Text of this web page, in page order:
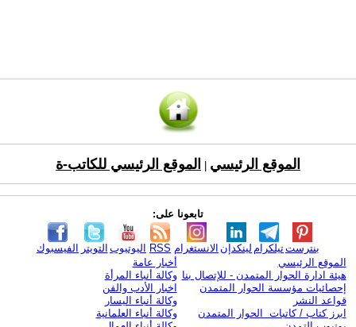
الموقع الرئيسي الموقع الرئيسي للكاتب-ة
تابعونا على:
الفيسبوك التويتر اليوتيوب RSS الانستغرام لينكدإن تيلكرامبنترست
الموقع الرئيسي
هيئة ادارة الحوار المتمدن - للإتصال بنا
إحصائيات مؤسسة الحوار المتمدن
قواعد النشر
ابرز كتاب / كاتبات الحوار المتمدن
أخبار عامة
وكالة أنباء المرأة
اخبار الأدب والفن
وكالة أنباء اليسار
وكالة أنباء العلمانية